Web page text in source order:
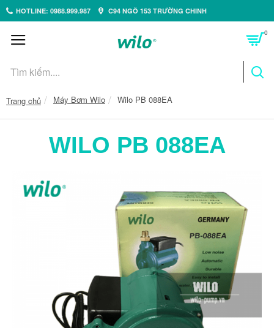
HOTLINE: 0988.999.987 C94 NGÕ 153 TRƯỜNG CHINH
0
Trang chủ Máy Bơm Wilo Wilo PB 088EA
WILO PB 088EA